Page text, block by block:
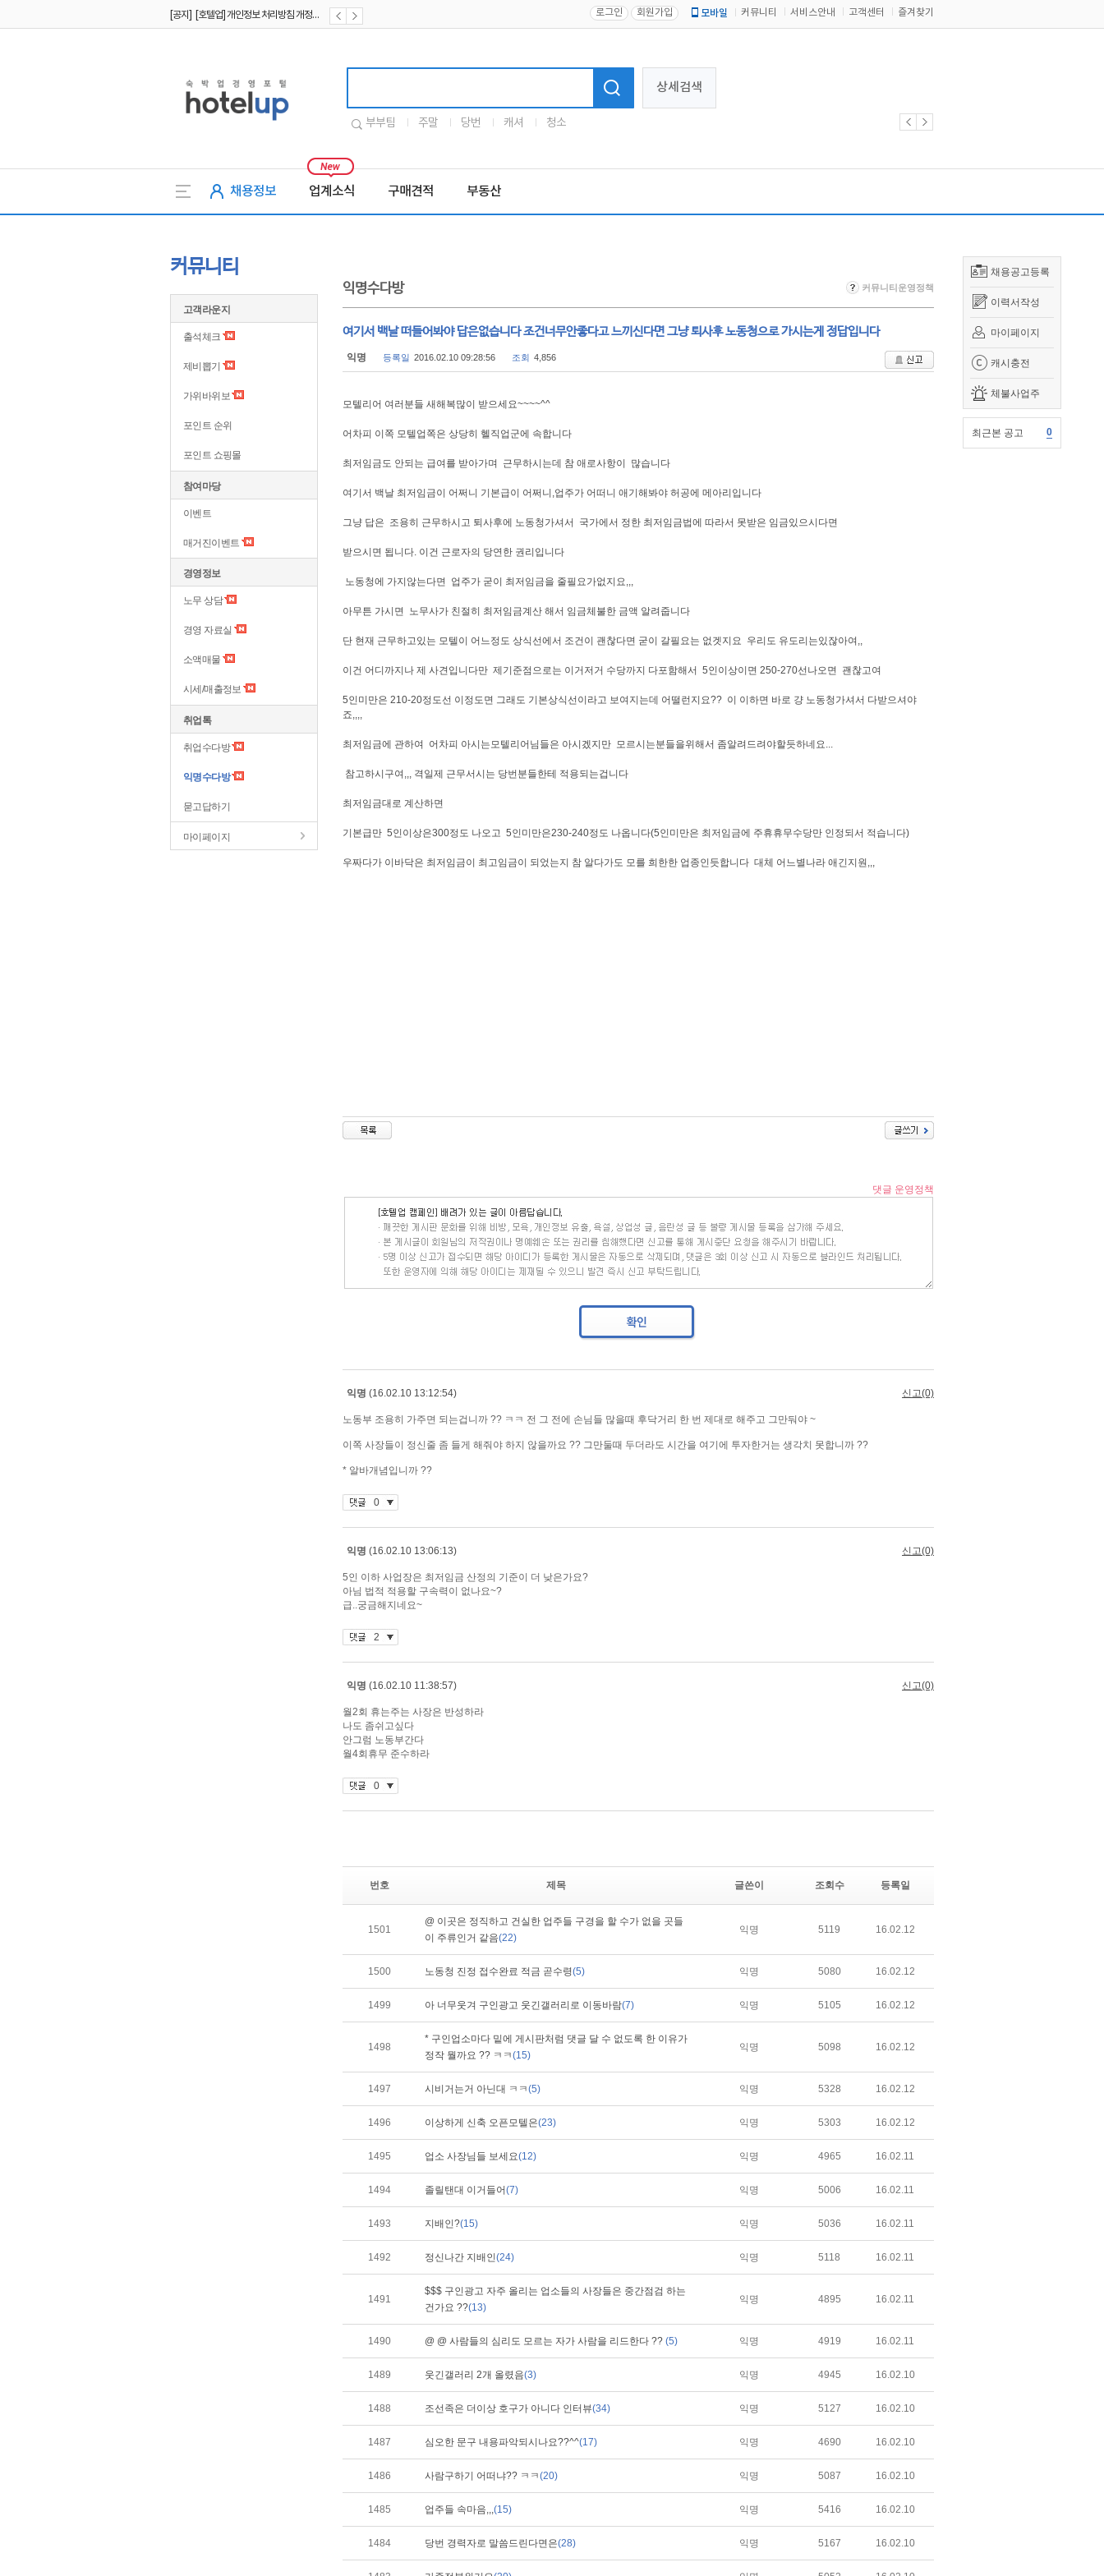
[공지] [호텔업] 개인정보 처리방침 개정본2 (19.09.02) 로그인 회원가입 모바일 커뮤니티 서비스안내 고객센터 즐겨찾기
상세검색
부부팀 주말 당번 캐셔 청소
채용정보 업계소식 구매견적 부동산
채용공고등록
이력서작성
마이페이지
캐시충전
체불사업주
최근본 공고 0
커뮤니티
고객라운지
출석체크
제비뽑기
가위바위보
포인트 순위
포인트 쇼핑몰
참여마당
이벤트
매거진이벤트
경영정보
노무 상담
경영 자료실
소액매물
시세/매출정보
취업톡
취업수다방
익명수다방
묻고답하기
마이페이지
익명수다방 커뮤니티운영정책
여기서 백날 떠들어봐야 답은없습니다 조건너무안좋다고 느끼신다면 그냥 퇴사후 노동청으로 가시는게 정답입니다
익명 등록일 2016.02.10 09:28:56 조회 4,856
모텔리어 여러분들 새해복많이 받으세요~~~~^^
어차피 이쪽 모텔업쪽은 상당히 헬직업군에 속합니다
최저임금도 안되는 급여를 받아가며 근무하시는데 참 애로사항이 많습니다
여기서 백날 최저임금이 어쩌니 기본급이 어쩌니,업주가 어떠니 애기해봐야 허공에 메아리입니다
그냥 답은 조용히 근무하시고 퇴사후에 노동청가셔서 국가에서 정한 최저임금법에 따라서 못받은 임금있으시다면
받으시면 됩니다. 이건 근로자의 당연한 권리입니다
노동청에 가지않는다면 업주가 굳이 최저임금을 줄필요가없지요,,,
아무튼 가시면 노무사가 친절히 최저임금계산 해서 임금체불한 금액 알려줍니다
단 현재 근무하고있는 모텔이 어느정도 상식선에서 조건이 괜찮다면 굳이 갈필요는 없겟지요 우리도 유도리는있잖아여,,
이건 어디까지나 제 사견입니다만 제기준점으로는 이거저거 수당까지 다포함해서 5인이상이면 250-270선나오면 괜찮고여
5인미만은 210-20정도선 이정도면 그래도 기본상식선이라고 보여지는데 어떨런지요?? 이 이하면 바로 걍 노동청가셔서 다받으셔야
죠,,,,
최저임금에 관하여 어차피 아시는모텔리어님들은 아시겠지만 모르시는분들을위해서 좀알려드려야할듯하네요...
참고하시구여,,, 격일제 근무서시는 당번분들한테 적용되는겁니다
최저임금대로 계산하면
기본급만 5인이상은300정도 나오고 5인미만은230-240정도 나옵니다(5인미만은 최저임금에 주휴휴무수당만 인정되서 적습니다)
우짜다가 이바닥은 최저임금이 최고임금이 되었는지 참 알다가도 모를 희한한 업종인듯합니다 대체 어느별나라 애긴지원,,,
번호 제목 글쓴이 조회수 등록일
1501
@ 이곳은 정직하고 건실한 업주들 구경을 할 수가 없을 곳들
이 주류인거 같음(22)
익명 5119 16.02.12
1500 노동청 진정 접수완료 적금 곧수령(5) 익명 5080 16.02.12
1499 아 너무웃겨 구인광고 웃긴갤러리로 이동바람(7) 익명 5105 16.02.12
1498
* 구인업소마다 밑에 게시판처럼 댓글 달 수 없도록 한 이유가
정작 뭘까요 ?? ㅋㅋ(15)
익명 5098 16.02.12
1497 시비거는거 아닌대 ㅋㅋ(5) 익명 5328 16.02.12
1496 이상하게 신축 오픈모텔은(23) 익명 5303 16.02.12
1495 업소 사장님들 보세요(12) 익명 4965 16.02.11
1494 졸릴탠대 이거들어(7) 익명 5006 16.02.11
1493 지배인?(15) 익명 5036 16.02.11
1492 정신나간 지배인(24) 익명 5118 16.02.11
1491
$$$ 구인광고 자주 올리는 업소들의 사장들은 중간점검 하는
건가요 ??(13)
익명 4895 16.02.11
1490 @ @ 사람들의 심리도 모르는 자가 사람을 리드한다 ?? (5) 익명 4919 16.02.11
1489 웃긴갤러리 2개 올렸음(3) 익명 4945 16.02.10
1488 조선족은 더이상 호구가 아니다 인터뷰(34) 익명 5127 16.02.10
1487 심오한 문구 내용파악되시나요??^^(17) 익명 4690 16.02.10
1486 사람구하기 어떠냐?? ㅋㅋ(20) 익명 5087 16.02.10
1485 업주들 속마음,,,(15) 익명 5416 16.02.10
1484 당번 경력자로 말씀드린다면은(28) 익명 5167 16.02.10